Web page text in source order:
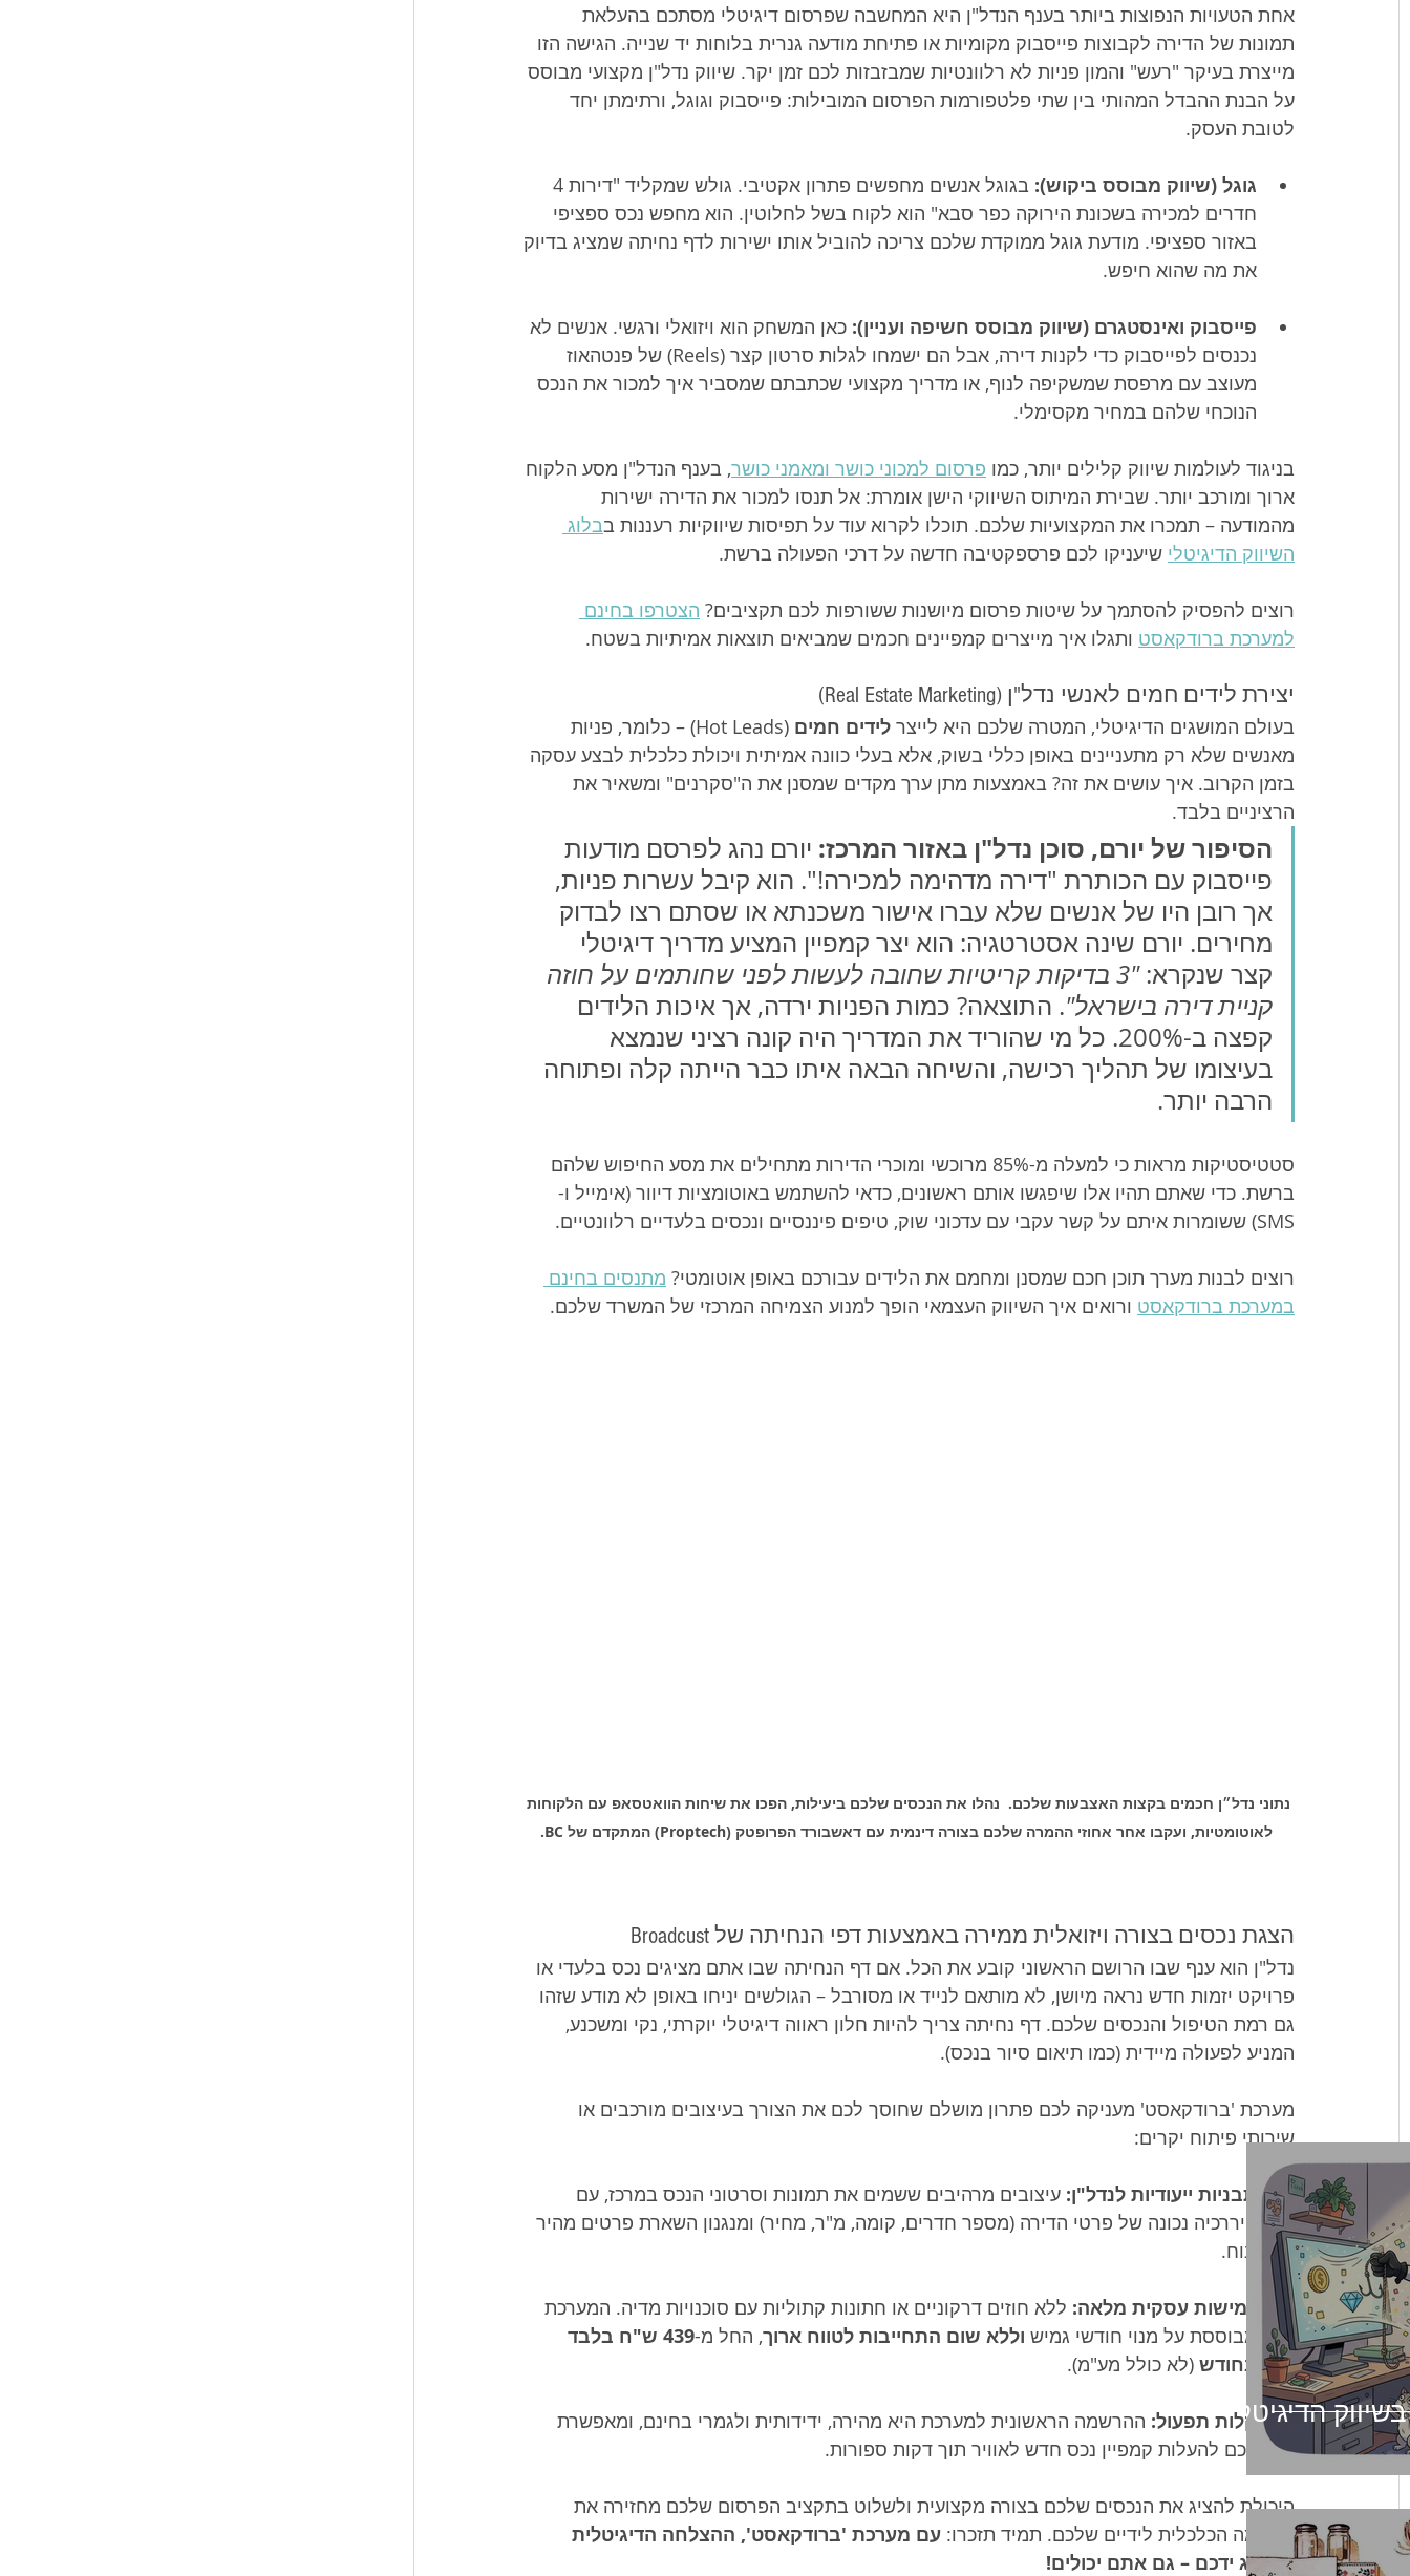
אחת הטעויות הנפוצות ביותר בענף הנדל"ן היא המחשבה שפרסום דיגיטלי מסתכם בהעלאת
תמונות של הדירה לקבוצות פייסבוק מקומיות או פתיחת מודעה גנרית בלוחות יד שנייה. הגישה הזו
מייצרת בעיקר "רעש" והמון פניות לא רלוונטיות שמבזבזות לכם זמן יקר. שיווק נדל"ן מקצועי מבוסס
על הבנת ההבדל המהותי בין שתי פלטפורמות הפרסום המובילות: פייסבוק וגוגל, ורתימתן יחד
לטובת העסק.
גוגל (שיווק מבוסס ביקוש):
חדרים למכירה בשכונת הירוקה כפר סבא" הוא לקוח בשל לחלוטין. הוא מחפש נכס ספציפי
באזור ספציפי. מודעת גוגל ממוקדת שלכם צריכה להוביל אותו ישירות לדף נחיתה שמציג בדיוק
את מה שהוא חיפש.
פייסבוק ואינסטגרם (שיווק מבוסס חשיפה ועניין): כאן המשחק הוא ויזואלי ורגשי. אנשים לא
נכנסים לפייסבוק כדי לקנות דירה, אבל הם ישמחו לגלות סרטון קצר (Reels) של פנטהאוז
מעוצב עם מרפסת שמשקיפה לנוף, או מדריך מקצועי שכתבתם שמסביר איך למכור את הנכס
הנוכחי שלהם במחיר מקסימלי.
בניגוד לעולמות שיווק קלילים יותר, כמו פרסום למכוני כושר ומאמני כושר, בענף הנדל"ן מסע הלקוח
ארוך ומורכב יותר. שבירת המיתוס השיווקי הישן אומרת: אל תנסו למכור את הדירה ישירות
מהמודעה – תמכרו את המקצועיות שלכם. תוכלו לקרוא עוד על תפיסות שיווקיות רעננות בבלוג
השיווק הדיגיטלי שיעניקו לכם פרספקטיבה חדשה על דרכי הפעולה ברשת.
רוצים להפסיק להסתמך על שיטות פרסום מיושנות ששורפות לכם תקציבים? הצטרפו בחינם
למערכת ברודקאסט ותגלו איך מייצרים קמפיינים חכמים שמביאים תוצאות אמיתיות בשטח.
יצירת לידים חמים לאנשי נדל"ן (Real Estate Marketing)
בעולם המושגים הדיגיטלי, המטרה שלכם היא לייצר לידים חמים
(Hot Leads) – כלומר, פניות
מאנשים שלא רק מתעניינים באופן כללי בשוק, אלא בעלי כוונה אמיתית ויכולת כלכלית לבצע עסקה
בזמן הקרוב. איך עושים את זה? באמצעות מתן ערך מקדים שמסנן את ה"סקרנים" ומשאיר את
הרציניים בלבד.
הסיפור של יורם, סוכן נדל"ן באזור המרכז: יורם נהג לפרסם מודעות
פייסבוק עם הכותרת "דירה מדהימה למכירה!". הוא קיבל עשרות פניות,
אך רובן היו של אנשים שלא עברו אישור משכנתא או שסתם רצו לבדוק
מחירים. יורם שינה אסטרטגיה: הוא יצר קמפיין המציע מדריך דיגיטלי
קצר שנקרא:
"3 בדיקות קריטיות שחובה לעשות לפני שחותמים על חוזה
קניית דירה בישראל". התוצאה? כמות הפניות ירדה, אך איכות הלידים
קפצה ב-200%. כל מי שהוריד את המדריך היה קונה רציני שנמצא
בעיצומו של תהליך רכישה, והשיחה הבאה איתו כבר הייתה קלה ופתוחה
הרבה יותר.
סטטיסטיקות מראות כי למעלה מ-85% מרוכשי ומוכרי הדירות מתחילים את מסע החיפוש שלהם
ברשת. כדי שאתם תהיו אלו שיפגשו אותם ראשונים, כדאי להשתמש באוטומציות דיוור (אימייל ו-
SMS) ששומרות איתם על קשר עקבי עם עדכוני שוק, טיפים פיננסיים ונכסים בלעדיים רלוונטיים.
רוצים לבנות מערך תוכן חכם שמסנן ומחמם את הלידים עבורכם באופן אוטומטי? מתנסים בחינם
במערכת ברודקאסט ורואים איך השיווק העצמאי הופך למנוע הצמיחה המרכזי של המשרד שלכם.
נתוני נדל״ן חכמים בקצות האצבעות שלכם.  נהלו את הנכסים שלכם ביעילות, הפכו את שיחות הוואטסאפ עם הלקוחות
לאוטומטיות, ועקבו אחר אחוזי ההמרה שלכם בצורה דינמית עם דאשבורד הפרופטק (Proptech) המתקדם של BC.
הצגת נכסים בצורה ויזואלית ממירה באמצעות דפי הנחיתה של Broadcust
נדל"ן הוא ענף שבו הרושם הראשוני קובע את הכל. אם דף הנחיתה שבו אתם מציגים נכס בלעדי או
פרויקט יזמות חדש נראה מיושן, לא מותאם לנייד או מסורבל – הגולשים יניחו באופן לא מודע שזהו
גם רמת הטיפול והנכסים שלכם. דף נחיתה צריך להיות חלון ראווה דיגיטלי יוקרתי, נקי ומשכנע,
המניע לפעולה מיידית (כמו תיאום סיור בנכס).
מערכת 'ברודקאסט' מעניקה לכם פתרון מושלם שחוסך לכם את הצורך בעיצובים מורכבים או
שירותי פיתוח יקרים:
תבניות ייעודיות לנדל"ן: עיצובים מרהיבים ששמים את תמונות וסרטוני הנכס במרכז, עם
היררכיה נכונה של פרטי הדירה (מספר חדרים, קומה, מ"ר, מחיר) ומנגנון השארת פרטים מהיר
ונוח.
גמישות עסקית מלאה: ללא חוזים דרקוניים או חתונות קתוליות עם סוכנויות מדיה. המערכת
מבוססת על מנוי חודשי גמיש וללא שום התחייבות לטווח ארוך, החל מ-
439 ש"ח בלבד
בחודש (לא כולל מע"מ).
קלות תפעול: ההרשמה הראשונית למערכת היא מהירה, ידידותית ולגמרי בחינם, ומאפשרת
לכם להעלות קמפיין נכס חדש לאוויר תוך דקות ספורות.
היכולת להציג את הנכסים שלכם בצורה מקצועית ולשלוט בתקציב הפרסום שלכם מחזירה את
העוצמה הכלכלית לידיים שלכם. תמיד תזכרו: עם מערכת 'ברודקאסט', ההצלחה הדיגיטלית
בהישג ידכם – גם אתם יכולים!
בשיווק הדיגיטלי